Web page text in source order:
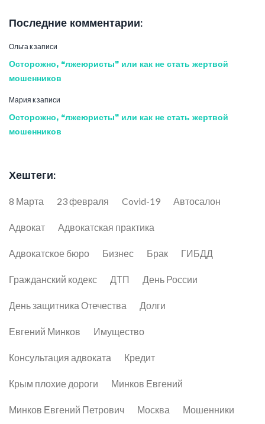
Последние комментарии:
Ольга к записи
Осторожно, “лжеюристы” или как не стать жертвой
мошенников
Мария к записи
Осторожно, “лжеюристы” или как не стать жертвой
мошенников
Хештеги:
8 Марта 23 февраля Covid-19 Автосалон
Адвокат Адвокатская практика
Адвокатское бюро Бизнес Брак ГИБДД
Гражданский кодекс ДТП День России
День защитника Отечества Долги
Евгений Минков Имущество
Консультация адвоката Кредит
Крым плохие дороги Минков Евгений
Минков Евгений Петрович Москва Мошенники